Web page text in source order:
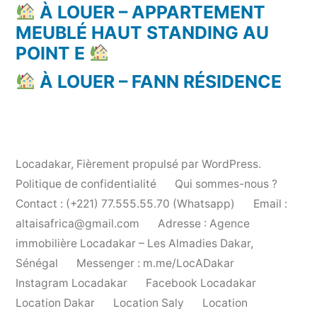
À LOUER – APPARTEMENT
MEUBLÉ HAUT STANDING AU
POINT E
À LOUER – FANN RÉSIDENCE
Locadakar, Fièrement propulsé par WordPress.
Politique de confidentialité
Qui sommes-nous ?
Contact : (+221) 77.555.55.70 (Whatsapp)
Email :
altaisafrica@gmail.com
Adresse : Agence
immobilière Locadakar – Les Almadies Dakar,
Sénégal
Messenger : m.me/LocADakar
Instagram Locadakar
Facebook Locadakar
Location Dakar
Location Saly Location